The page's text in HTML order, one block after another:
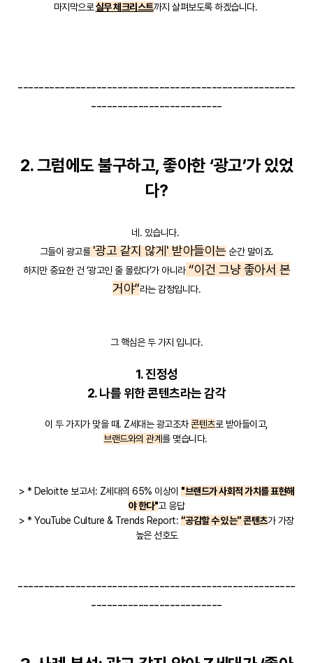
마지막으로실무 체크리스트까지 살펴보도록 하겠습니다.
-----------------------------------------------------
-------------------------
2. 그럼에도 불구하고, 좋아한 ‘광고’가 있었
다?
네. 있습니다.
그들이 광고를 '광고 같지 않게' 받아들이는 순간 말이죠.
하지만 중요한 건 ‘광고인 줄 몰랐다’가 아니라“이건 그냥 좋아서 본
거야”라는 감정입니다.
그 핵심은 두 가지 입니다.
1. 진정성
2. 나를 위한 콘텐츠라는 감각
이 두 가지가 맞을 때. Z세대는 광고조차콘텐츠로 받아들이고,
브랜드와의 관계 를 맺습니다.
> * Deloitte 보고서: Z세대의 65% 이상이 "브랜드가 사회적 가치를 표현해
야 한다"고 응답
> * YouTube Culture & Trends Report: “공감할 수 있는” 콘텐츠가 가장
높은 선호도
-----------------------------------------------------
-------------------------